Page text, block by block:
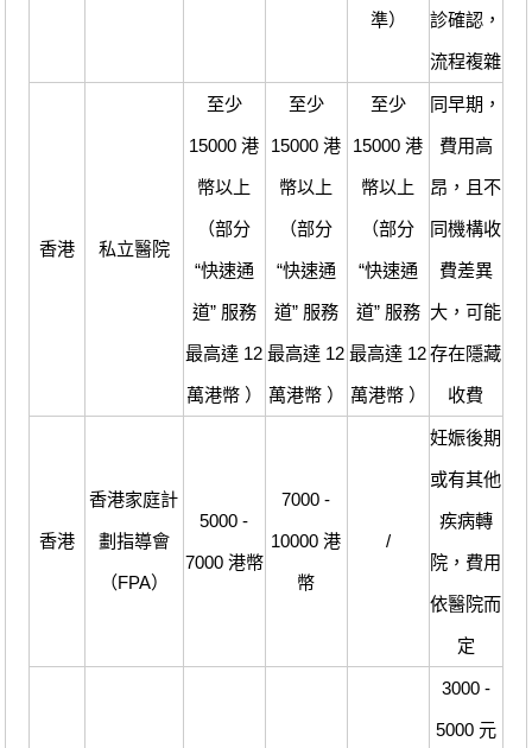
準） 診確認，
流程複雜
香港 私立醫院
至少
15000 港
幣以上
（部分
“快速通
道” 服務
最高達 12
萬港幣 ）
至少
15000 港
幣以上
（部分
“快速通
道” 服務
最高達 12
萬港幣 ）
至少
15000 港
幣以上
（部分
“快速通
道” 服務
最高達 12
萬港幣 ）
同早期，
費用高
昂，且不
同機構收
費差異
大，可能
存在隱藏
收費
香港
香港家庭計
劃指導會
（FPA）
5000 -
7000 港幣
7000 -
10000 港
幣
/
妊娠後期
或有其他
疾病轉
院，費用
依醫院而
定
3000 -
5000 元